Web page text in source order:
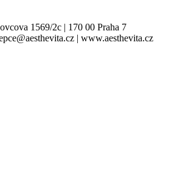
1569/2c | 170 00 Praha 7
| www.aesthevita.cz